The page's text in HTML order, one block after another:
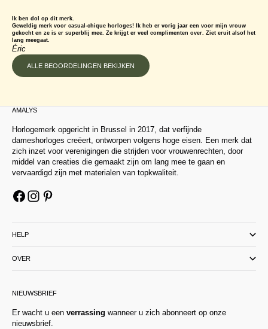
Ik ben dol op dit merk.
Geweldig merk voor casual-chique horloges! Ik heb er vorig jaar een voor mijn vrouw
gekocht en ze is er superblij mee. Ze krijgt er veel complimenten over. Ziet eruit alsof het
lang meegaat.
Éric
ALLE BEOORDELINGEN BEKIJKEN
AMALYS
Horlogemerk opgericht in Brussel in 2017, dat verfijnde
dameshorloges creëert, ontworpen volgens hoge eisen. Een merk dat
zich inzet voor verenigingen die strijden voor vrouwenrechten, door
middel van creaties die gemaakt zijn om lang mee te gaan en
vervaardigd zijn met materialen van topkwaliteit.
HELP
OVER
NIEUWSBRIEF
Er wacht u een verrassing wanneer u zich abonneert op onze
nieuwsbrief.